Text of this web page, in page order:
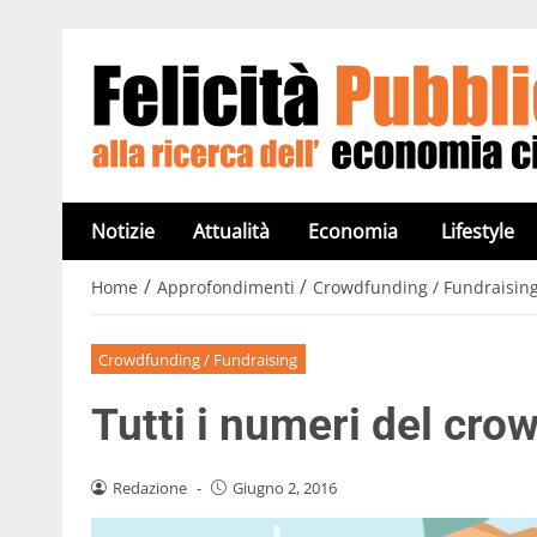
Notizie Attualità Economia Lifestyle
Home / Approfondimenti / Crowdfunding /
Crowdfunding / Fundraising
Tutti i numeri del
Redazione - Giugno 2, 2016